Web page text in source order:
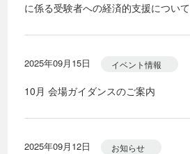
に係る受験者への経済的支援について
2025年09月15日 イベント情報
10月 会場ガイダンスのご案内
2025年09月12日 お知らせ